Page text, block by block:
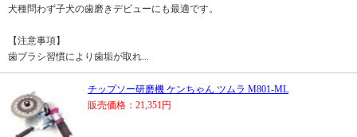
犬種問わず子犬の歯磨きデビューにも最適です。
【注意事項】
歯ブラシ習慣により歯垢が取れ...
チップソー研磨機 ケンちゃん ツムラ M801-ML
販売価格：21,351円